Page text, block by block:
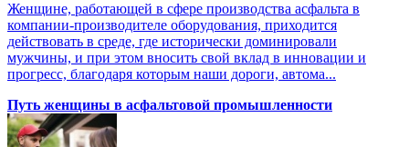
Женщине, работающей в сфере производства асфальта в
компании-производителе оборудования, приходится
действовать в среде, где исторически доминировали
мужчины, и при этом вносить свой вклад в инновации и
прогресс, благодаря которым наши дороги, автома...
Путь женщины в асфальтовой промышленности